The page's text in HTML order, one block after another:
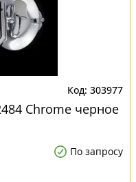
303977
Chrome черное
По запросу